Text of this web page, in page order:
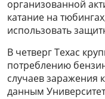
организованной
катание на
использовать
В четверг Техас
потреблению
случаев заражения
данным